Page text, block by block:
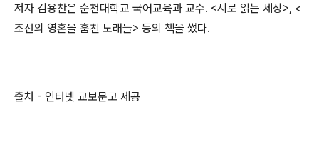
저자 김용찬은 순천대학교 국어교육과 교수. <시로 읽는 세상>, <
조선의 영혼을 훔친 노래들> 등의 책을 썼다.
출처 - 인터넷 교보문고 제공